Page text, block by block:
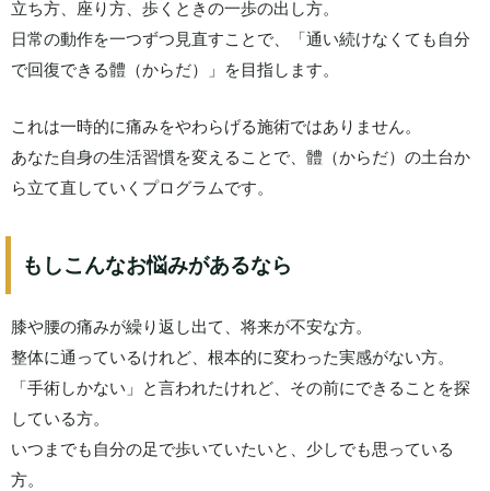
立ち方、座り方、歩くときの一歩の出し方。
日常の動作を一つずつ見直すことで、「通い続けなくても自分
で回復できる體（からだ）」を目指します。
これは一時的に痛みをやわらげる施術ではありません。
あなた自身の生活習慣を変えることで、體（からだ）の土台か
ら立て直していくプログラムです。
もしこんなお悩みがあるなら
膝や腰の痛みが繰り返し出て、将来が不安な方。
整体に通っているけれど、根本的に変わった実感がない方。
「手術しかない」と言われたけれど、その前にできることを探
している方。
いつまでも自分の足で歩いていたいと、少しでも思っている
方。